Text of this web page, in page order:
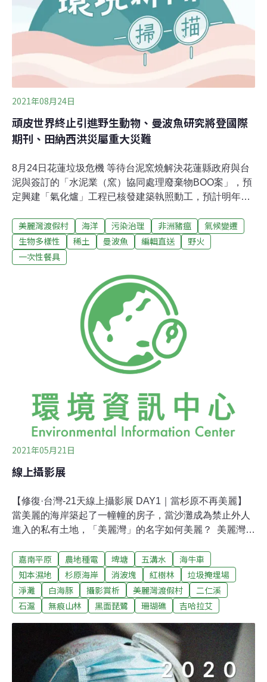
東縣府提出以BOT的方式興建杉原海水浴場，並於2005年
簽約，租期長達50年；此後卻多次變更設計，規避環評擴
建美麗灣飯店，引起全國各地民間團體抗爭長達16年。直
2021年08月24日
頑皮世界終止引進野生動物、曼波魚研究將登國際
期刊、田納西洪災屬重大災難
8月24日花蓮垃圾危機 等待台泥窯燒解決花蓮縣政府與台
泥與簽訂的「水泥業（窯）協同處理廢棄物BOO案」，預
定興建「氣化爐」工程已核發建築執照動工，預計明年6
蓮縣33萬多人口每天產生120至150噸垃圾，因COVID-19
疫情影響，外送量增加，資源回收量又比去年同期增加
1.67公噸。（中央社報導）走私非洲豬瘟肉品案 警政署查
獲24件可疑物送驗國內首度查獲走私含非洲豬瘟病毒肉
品，警政署今天最新統計結果出爐，積極追查全國1301處
所，於13個縣市共查獲疑似越南走私肉製品24件，均已送
驗且將依法究辦。（中央社報導）
美麗灣渡假村 海洋 污染治理 非洲豬瘟
氣候變遷
生物多樣性
稀土 曼波魚 編輯直送
野火
一次性餐具
2021年05月21日
線上攝影展
【修復·台灣-21天線上攝影展 DAY1｜當杉原不再美麗】
當美麗的海岸築起了一幢幢的房子，當沙灘成為禁止外人
進入的私有土地，「美麗灣」的名字如何美麗？ 美麗灣渡
原海岸興建飯店，但開發之初就刻意規避環評並先動工，
引起民間持續的抗爭並發起環境訴訟。雖然法院多次判決
環評程序及建照違法，但建築物還是持續不斷長大，最
終，在2016年最高法院判決中撤銷復工的行政處分，結束
了多年的纏訟過程。而業者和縣府之間的仲裁結果也在
2020年出爐，台東縣府需賠償業者6.29億元買回建築物。
後續利用上，縣府認為因為建築物已經幾乎蓋好，希望永
續利用該建築物；而民間團體則站在環境正義、污染防治
的立場上主張拆除。【延伸閱讀】美麗灣仲裁結果縣府
嘉南平原 農地種電 埤塘 五溝水
海牛車
知本濕地
杉原海岸 消波塊 紅樹林
垃圾掩埋場
淨灘
白海豚 攝影賞析 美麗灣渡假村
二仁溪
石滬
無痕山林 黑面琵鷺 珊瑚礁 吉哈拉艾